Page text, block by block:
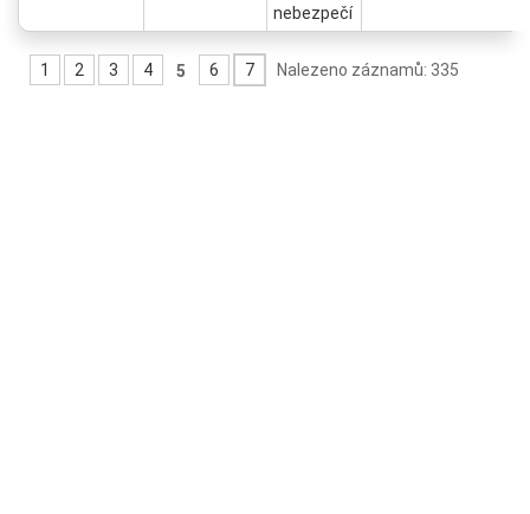
nebezpečí
1 2 3 4 5 6 7 Nalezeno záznamů: 335